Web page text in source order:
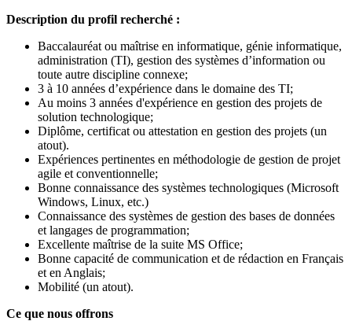
Description du profil recherché :
Baccalauréat ou maîtrise en informatique, génie informatique,
administration (TI), gestion des systèmes d’information ou
toute autre discipline connexe;
3 à 10 années d’expérience dans le domaine des TI;
Au moins 3 années d'expérience en gestion des projets de
solution technologique;
Diplôme, certificat ou attestation en gestion des projets (un
atout).
Expériences pertinentes en méthodologie de gestion de projet
agile et conventionnelle;
Bonne connaissance des systèmes technologiques (Microsoft
Windows, Linux, etc.)
Connaissance des systèmes de gestion des bases de données
et langages de programmation;
Excellente maîtrise de la suite MS Office;
Bonne capacité de communication et de rédaction en Français
et en Anglais;
Mobilité (un atout).
Ce que nous offrons